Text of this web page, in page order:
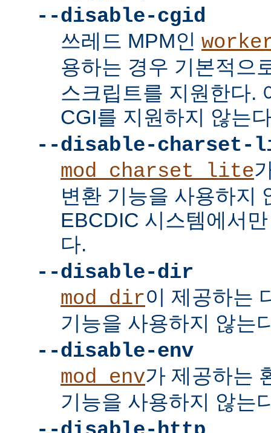
--disable-cgid
쓰레드 MPM인
용하는 경우 기본적으
스크립트를 지원한다.
CGI를 지원하지 않는
--disable-charset-
mod_charset_lite
변환 기능을 사용하지
EBCDIC 시스템에서
다.
--disable-dir
mod_dir이 제공하는
기능을 사용하지 않는
--disable-env
mod_env가 제공하는
기능을 사용하지 않는